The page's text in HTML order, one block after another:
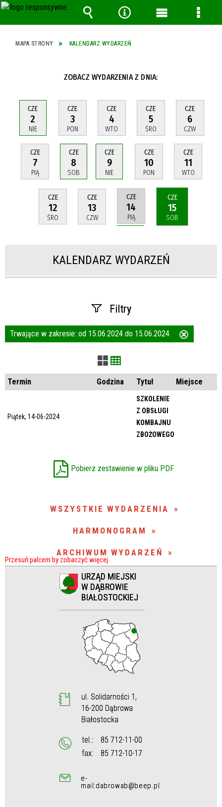
MAPA STRONY KALENDARZ WYDARZEŃ
ZOBACZ WYDARZENIA Z DNIA:
CZE
2
NIE
CZE
3
PON
CZE
4
WTO
CZE
5
ŚRO
CZE
6
CZW
CZE
7
PIĄ
CZE
8
SOB
CZE
9
NIE
CZE
10
PON
CZE
11
WTO
CZE
12
ŚRO
CZE
13
CZW
CZE
14
PIĄ
CZE
15
SOB
KALENDARZ WYDARZEŃ
Filtry
Szukana fraza
Kategoria
Trwające w zakresie
Trwające w zakresie: od 15.06.2024 do 15.06.2024
Termin Godzina Tytuł Miejsce
Piątek, 14-06-2024
SZKOLENIE
Z OBSŁUGI
KOMBAJNU
ZBOŻOWEGO
Pobierz zestawienie w pliku PDF
WSZYSTKIE WYDARZENIA
HARMONOGRAM
ARCHIWUM WYDARZEŃ
URZĄD MIEJSKI
W DĄBROWIE
BIAŁOSTOCKIEJ
ul. Solidarności 1,
16-200 Dąbrowa
Białostocka
tel.:
85 712-11-00
fax:
85 712-10-17
e-
mail:dabrowab@beep.pl
Wyszukiwarka
NarzędziaMenu
Menu